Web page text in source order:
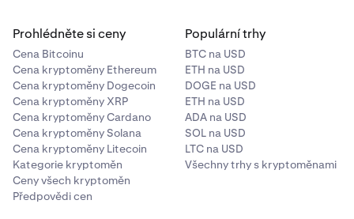
Prohlédněte si ceny
Cena Bitcoinu
Cena kryptoměny Ethereum
Cena kryptoměny Dogecoin
Cena kryptoměny XRP
Cena kryptoměny Cardano
Cena kryptoměny Solana
Cena kryptoměny Litecoin
Kategorie kryptoměn
Ceny všech kryptoměn
Předpovědi cen
Populární trhy
BTC na USD
ETH na USD
DOGE na USD
ETH na USD
ADA na USD
SOL na USD
LTC na USD
Všechny trhy s kryptoměnami